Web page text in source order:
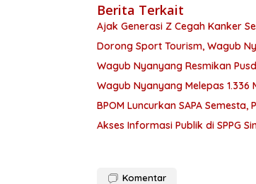
Berita Terkait
Ajak Generasi Z Cegah Kanker
Dorong Sport Tourism, Wagub
Wagub Nyanyang Resmikan
Wagub Nyanyang Melepas 1.336
BPOM Luncurkan SAPA
Akses Informasi Publik di SPPG
Komentar